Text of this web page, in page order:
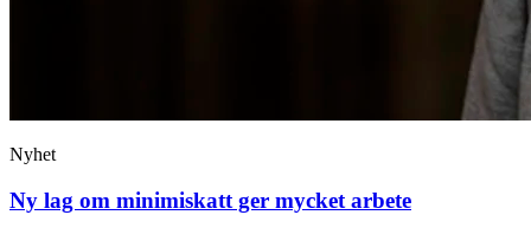
Nyhet
Ny lag om minimiskatt ger mycket arbete